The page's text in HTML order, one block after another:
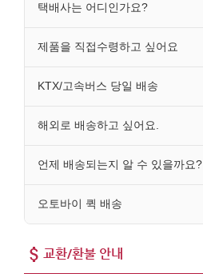
택배사는 어디인가요?
제품을 직접수령하고 싶어요
KTX/고속버스 당일 배송
해외로 배송하고 싶어요.
언제 배송되는지 알 수 있을까요?
오토바이 퀵 배송
교환/환불 안내